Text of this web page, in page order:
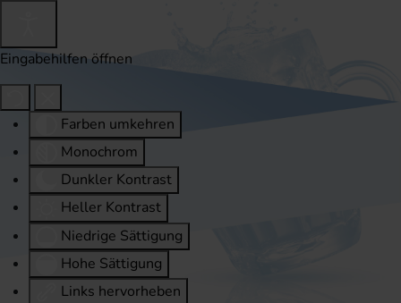
Eingabehilfen öffnen
Farben umkehren
Monochrom
Dunkler Kontrast
Heller Kontrast
Niedrige Sättigung
Hohe Sättigung
Links hervorheben